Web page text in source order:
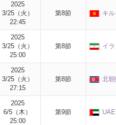
2025
3/25（火）
22:45
第8節 キ
2025
3/25（火）
25:00
第8節 イラ
2025
3/25（火）
27:15
第8節 北朝
2025
6/5（木）
25:00
第9節 UAE